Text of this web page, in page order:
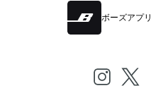
ボーズアプリ